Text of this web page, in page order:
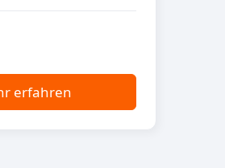
erfahren